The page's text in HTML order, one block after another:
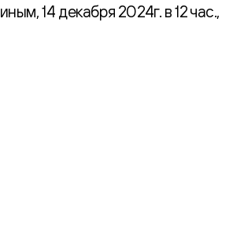
14 декабря 2024г. в 12 час.,